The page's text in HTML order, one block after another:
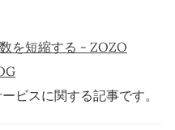
を短縮する - ZOZO
ビスに関する記事です。